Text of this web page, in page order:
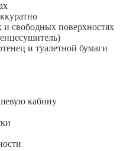
свободных поверхностях
и туалетной бумаги
кабину